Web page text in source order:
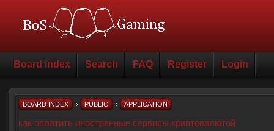
Board index Search FAQ Register Login
BOARD INDEX › PUBLIC › APPLICATION
как оплатить иностранные сервисы криптовалютой